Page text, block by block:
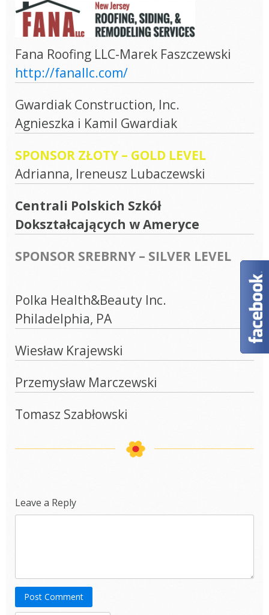
Fana Roofing LLC-Marek Faszczewski
http://fanallc.com/
Gwardiak Construction, Inc.
Agnieszka i Kamil Gwardiak
SPONSOR ZŁOTY – GOLD LEVEL
Adrianna, Ireneusz Lubaczewski
Centrali Polskich Szkół
Dokształcających w Ameryce
SPONSOR SREBRNY – SILVER LEVEL
Polka Health&Beauty Inc.
Philadelphia, PA
Wiesław Krajewski
Przemysław Marczewski
Tomasz Szabłowski
Leave a Reply
Post Comment